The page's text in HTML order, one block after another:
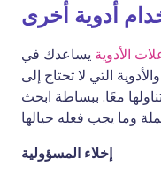
أدوية أخرى
الأدوية يساعدك في
التي لا تحتاج إلى
معًا. ببساطة ابحث
إخلاء المسؤولية